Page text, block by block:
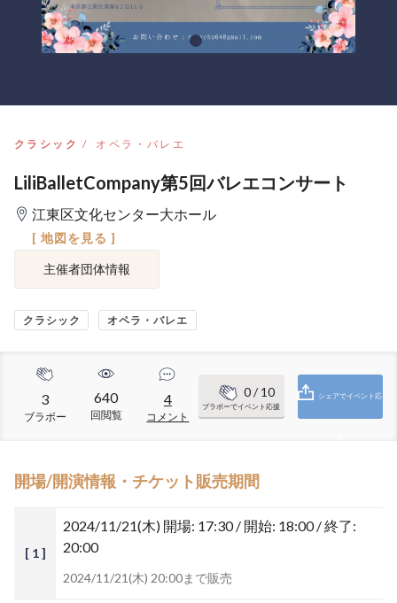
クラシック オペラ・バレエ
LiliBalletCompany第5回バレエコンサート
江東区文化センター大ホール
[ 地図を見る ]
主催者団体情報
クラシック オペラ・バレエ
3
ブラボー
640
回閲覧
4
コメント
0/ 10
ブラボーでイベント応援
シェアでイベント応
開場/開演情報・チケット販売期間
[ 1 ]
2024/11/21(木) 開場: 17:30 / 開始: 18:00 / 終了:
20:00
2024/11/21(木) 20:00まで販売